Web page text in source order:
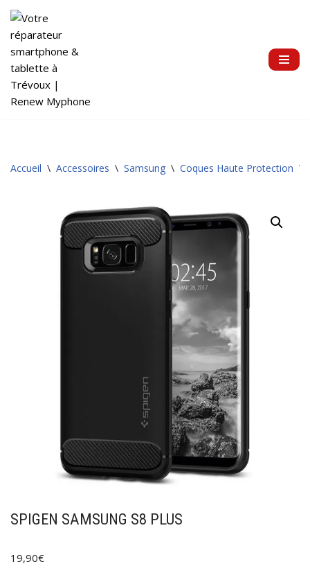
Aller
au
contenu
Accueil \ Accessoires \ Samsung \ Coques Haute Protection \
SPIGEN SAMSUNG S8 PLUS
19,90€